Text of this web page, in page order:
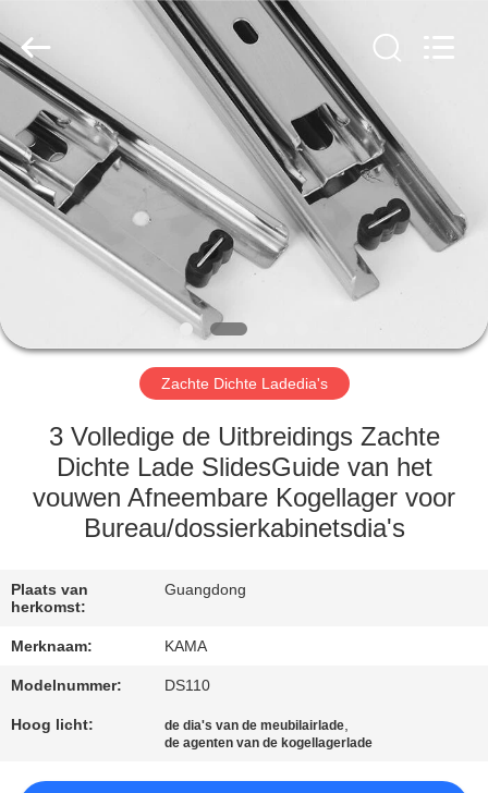
HUIS
PRODUCTEN
ONGEVEER
FABRIEKSREIS
KWALITEITSCONTROLE
CONTACTEER
VERZOEK
OM
SITEMAP
All
Rights
Reserved.
Developed
Zachte Dichte Ladedia's
3 Volledige de Uitbreidings Zachte
Dichte Lade SlidesGuide van het
vouwen Afneembare Kogellager voor
Bureau/dossierkabinetsdia's
Plaats van
herkomst:
Guangdong
Merknaam: KAMA
Modelnummer: DS110
Hoog licht: de dia's van de meubilairlade,
de agenten van de kogellagerlade